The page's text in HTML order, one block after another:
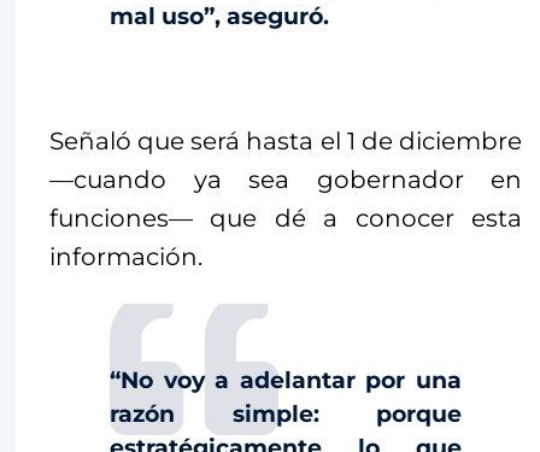
mal uso”, aseguró.
Señaló que será hasta el 1 de diciembre
—cuando ya sea gobernador en
funciones— que dé a conocer esta
información.
“No voy a adelantar por una
razón simple: porque